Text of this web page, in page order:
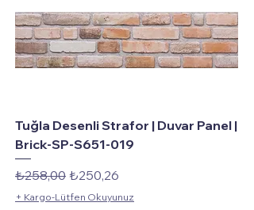
Tuğla Desenli Strafor | Duvar Panel |
Brick-SP-S651-019
Normal Fiyat
₺258,00 İndirimli Fiyat
₺250,26
+ Kargo-Lütfen Okuyunuz